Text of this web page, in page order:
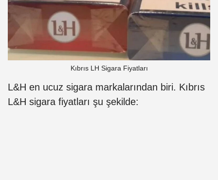
Kıbrıs LH Sigara Fiyatları
L&H en ucuz sigara markalarından biri. Kıbrıs
L&H sigara fiyatları şu şekilde: